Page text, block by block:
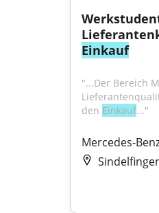
Einkauf
"...Der Bereich
den Einkauf..."
Mercedes-